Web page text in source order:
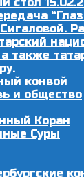
также
конвой
и общество
Коран
Суры